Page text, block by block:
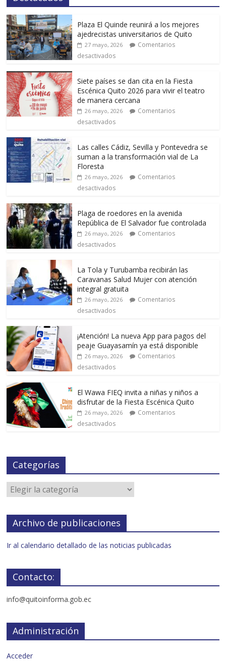
Plaza El Quinde reunirá a los mejores
ajedrecistas universitarios de Quito
27 mayo, 2026
Comentarios
desactivados
Siete países se dan cita en la Fiesta
Escénica Quito 2026 para vivir el teatro
de manera cercana
26 mayo, 2026
Comentarios
desactivados
Las calles Cádiz, Sevilla y Pontevedra se
suman a la transformación vial de La
Floresta
26 mayo, 2026
Comentarios
desactivados
Plaga de roedores en la avenida
República de El Salvador fue controlada
26 mayo, 2026
Comentarios
desactivados
La Tola y Turubamba recibirán las
Caravanas Salud Mujer con atención
integral gratuita
26 mayo, 2026
Comentarios
desactivados
¡Atención! La nueva App para pagos del
peaje Guayasamín ya está disponible
26 mayo, 2026
Comentarios
desactivados
El Wawa FIEQ invita a niñas y niños a
disfrutar de la Fiesta Escénica Quito
26 mayo, 2026
Comentarios
desactivados
Categorías
Archivo de publicaciones
Ir al calendario detallado de las noticias publicadas
Contacto:
info@quitoinforma.gob.ec
Administración
Acceder